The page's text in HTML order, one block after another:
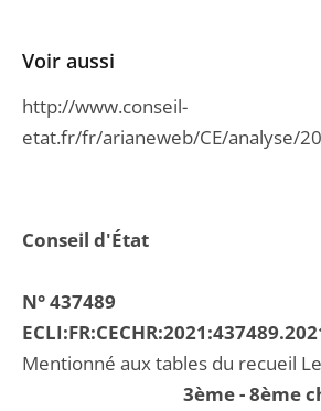
Conseil d'État
N° 437489
Mentionné aux tables du recueil
3ème - 8ème
Voir aussi
http://www.conseil-
etat.fr/fr/arianeweb/CE/analyse/